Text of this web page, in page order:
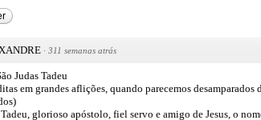
· 311 semanas atrás
Judas Tadeu
em grandes aflições, quando parecemos
Tadeu, glorioso apóstolo, fiel servo e amigo de Jesus, o